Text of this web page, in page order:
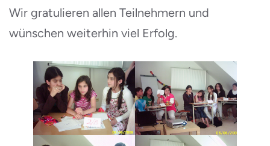
Wir gratulieren allen Teilnehmern und
wünschen weiterhin viel Erfolg.